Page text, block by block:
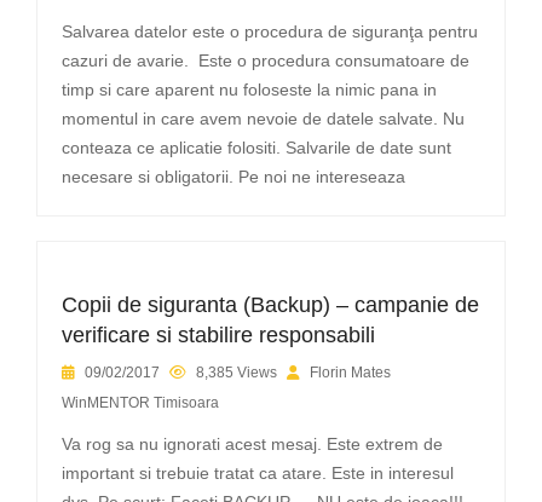
Salvarea datelor este o procedura de siguranţa pentru
cazuri de avarie. Este o procedura consumatoare de
timp si care aparent nu foloseste la nimic pana in
momentul in care avem nevoie de datele salvate. Nu
conteaza ce aplicatie folositi. Salvarile de date sunt
necesare si obligatorii. Pe noi ne intereseaza
Copii de siguranta (Backup) – campanie de
verificare si stabilire responsabili
09/02/2017 8,385 Views
Florin Mates
WinMENTOR Timisoara
Va rog sa nu ignorati acest mesaj. Este extrem de
important si trebuie tratat ca atare. Este in interesul